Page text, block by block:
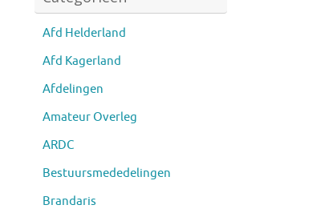
Afd Helderland
Afd Kagerland
Afdelingen
Amateur Overleg
ARDC
Bestuursmededelingen
Brandaris